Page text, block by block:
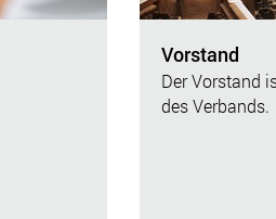
Vorstand
Der Vorstand
des Verbands.